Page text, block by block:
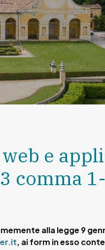
e
comma
alla legge 9
, ai form in esso